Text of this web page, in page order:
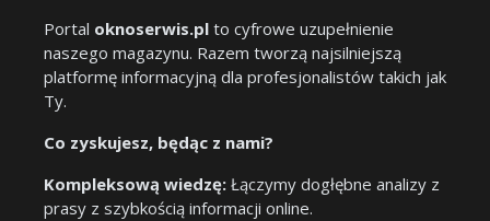
Portal oknoserwis.pl to cyfrowe uzupełnienie
naszego magazynu. Razem tworzą najsilniejszą
platformę informacyjną dla profesjonalistów takich jak
Ty.
Co zyskujesz, będąc z nami?
Kompleksową wiedzę: Łączymy dogłębne analizy z
prasy z szybkością informacji online.